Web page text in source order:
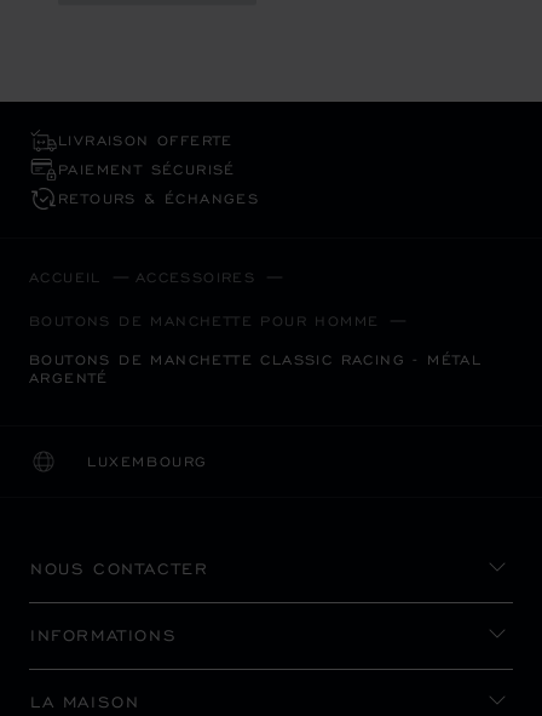
LIVRAISON OFFERTE
PAIEMENT SÉCURISÉ
RETOURS & ÉCHANGES
ACCUEIL ACCESSOIRES
BOUTONS DE MANCHETTE POUR HOMME
BOUTONS DE MANCHETTE CLASSIC RACING - MÉTAL
ARGENTÉ
LUXEMBOURG
LOCALISATION (CHANGER DE PAYS)
CHANGER DE PAYS
NOUS CONTACTER
INFORMATIONS
LA MAISON